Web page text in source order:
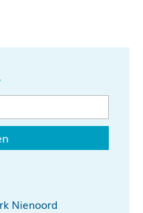
Nienoord